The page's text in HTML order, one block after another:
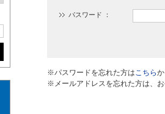
パスワード ：
※パスワードを忘れた方はこちら
※メールアドレスを忘れた方は、